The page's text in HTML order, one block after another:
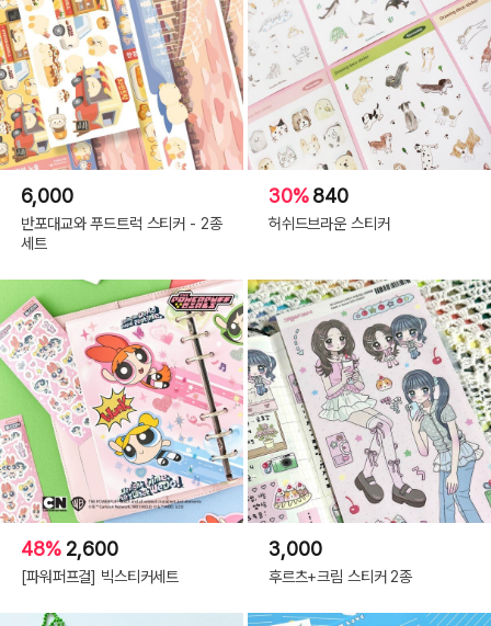
6,000
반포대교와 푸드트럭 스티커 - 2종
세트
30%840
허쉬드브라운 스티커
48% 2,600
[파워퍼프걸] 빅스티커세트
3,000
후르츠+크림 스티커 2종